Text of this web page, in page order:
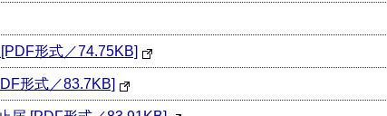
形式／74.75KB]
形式／83.7KB]